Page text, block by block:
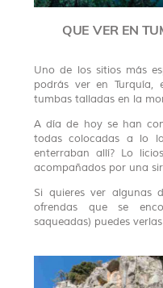
QUE VER EN
Uno de los sitios más
podrás ver en
tumbas talladas en la
A día de hoy se han
todas colocadas a lo
enterraban allí? Lo
acompañados por una
Si quieres ver algunas
ofrendas que se
saqueadas) puedes